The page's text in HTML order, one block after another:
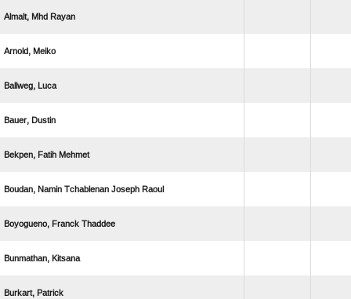
  
 
 
 
  
    
  
 
 